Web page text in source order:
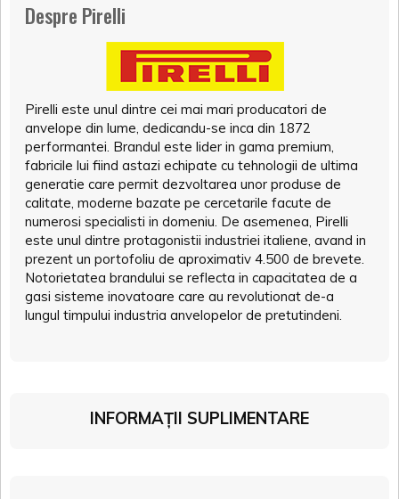
Despre Pirelli
Pirelli este unul dintre cei mai mari producatori de
anvelope din lume, dedicandu-se inca din 1872
performantei. Brandul este lider in gama premium,
fabricile lui fiind astazi echipate cu tehnologii de ultima
generatie care permit dezvoltarea unor produse de
calitate, moderne bazate pe cercetarile facute de
numerosi specialisti in domeniu. De asemenea, Pirelli
este unul dintre protagonistii industriei italiene, avand in
prezent un portofoliu de aproximativ 4.500 de brevete.
Notorietatea brandului se reflecta in capacitatea de a
gasi sisteme inovatoare care au revolutionat de-a
lungul timpului industria anvelopelor de pretutindeni.
INFORMAȚII SUPLIMENTARE